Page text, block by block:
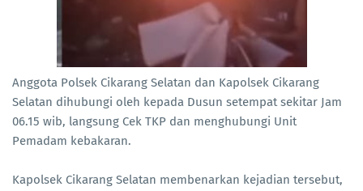
Anggota Polsek Cikarang Selatan dan Kapolsek Cikarang
Selatan dihubungi oleh kepada Dusun setempat sekitar Jam
06.15 wib, langsung Cek TKP dan menghubungi Unit
Pemadam kebakaran.
Kapolsek Cikarang Selatan membenarkan kejadian tersebut,